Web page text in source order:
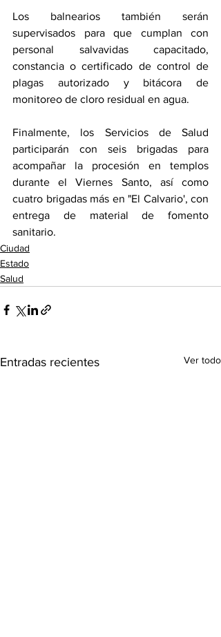
Los balnearios también serán
supervisados para que cumplan con
personal salvavidas capacitado,
constancia o certificado de control de
plagas autorizado y bitácora de
monitoreo de cloro residual en agua.
Finalmente, los Servicios de Salud
participarán con seis brigadas para
acompañar la procesión en templos
durante el Viernes Santo, así como
cuatro brigadas más en "El Calvario', con
entrega de material de fomento
sanitario.
Ciudad
Estado
Salud
Entradas recientes Ver todo